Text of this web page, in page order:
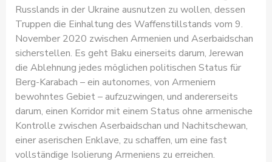
Russlands in der Ukraine ausnutzen zu wollen, dessen
Truppen die Einhaltung des Waffenstillstands vom 9.
November 2020 zwischen Armenien und Aserbaidschan
sicherstellen. Es geht Baku einerseits darum, Jerewan
die Ablehnung jedes möglichen politischen Status für
Berg-Karabach – ein autonomes, von Armeniern
bewohntes Gebiet – aufzuzwingen, und andererseits
darum, einen Korridor mit einem Status ohne armenische
Kontrolle zwischen Aserbaidschan und Nachitschewan,
einer aserischen Enklave, zu schaffen, um eine fast
vollständige Isolierung Armeniens zu erreichen.